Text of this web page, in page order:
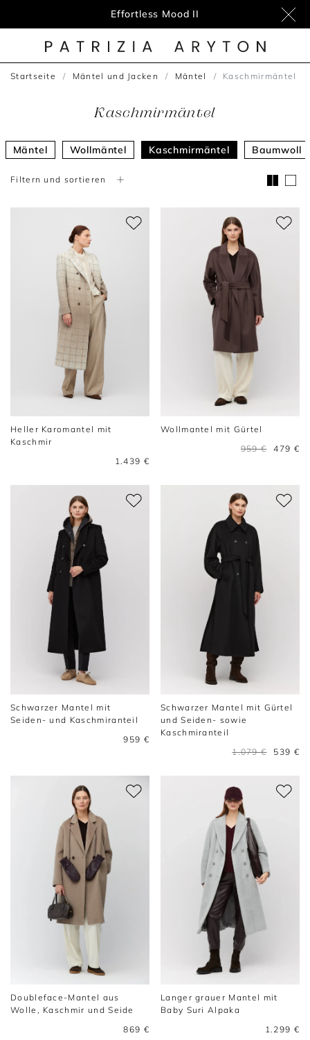
Effortless Mood II
Startseite Mäntel und Jacken Mäntel Kaschmirmäntel
Kaschmirmäntel
Mäntel Wollmäntel Kaschmirmäntel Baumwoll
Filtern und sortieren
Heller Karomantel mit
Kaschmir
1.439 €
Wollmantel mit Gürtel
959 €
479 €
Schwarzer Mantel mit
Seiden- und Kaschmiranteil
959 €
Schwarzer Mantel mit Gürtel
und Seiden- sowie
Kaschmiranteil
1.079 €
539 €
Doubleface-Mantel aus
Wolle, Kaschmir und Seide
869 €
Langer grauer Mantel mit
Baby Suri Alpaka
1.299 €